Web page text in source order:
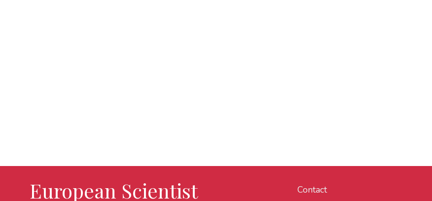
European Scientist Contact